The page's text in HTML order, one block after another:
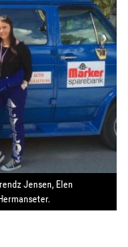
Jensen, Elen